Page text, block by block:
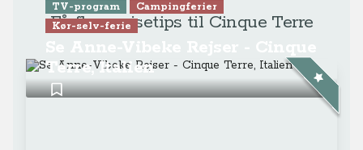
Få flere rejsetips til Cinque Terre
TV-program
Campingferier
Kør-selv-ferie
Terre, Italien